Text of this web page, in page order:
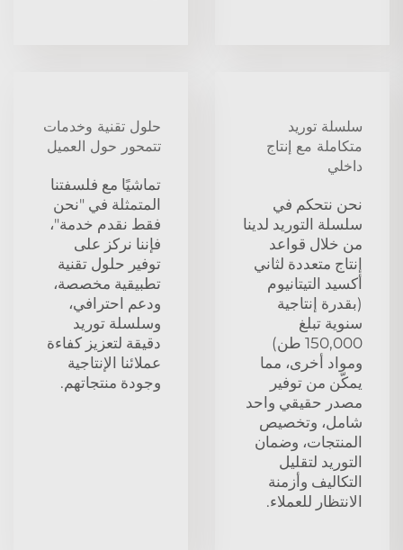
سلسلة توريد
متكاملة مع إنتاج
داخلي
نحن نتحكم في
سلسلة التوريد لدينا
من خلال قواعد
إنتاج متعددة لثاني
أكسيد التيتانيوم
(بقدرة إنتاجية
سنوية تبلغ
150,000 طن)
ومواد أخرى، مما
يمكّن من توفير
مصدر حقيقي واحد
شامل، وتخصيص
المنتجات، وضمان
التوريد لتقليل
التكاليف وأزمنة
الانتظار للعملاء.
حلول تقنية وخدمات
تتمحور حول العميل
تماشيًا مع فلسفتنا
المتمثلة في "نحن
فقط نقدم خدمة"،
فإننا نركز على
توفير حلول تقنية
تطبيقية مخصصة،
ودعم احترافي،
وسلسلة توريد
دقيقة لتعزيز كفاءة
عملائنا الإنتاجية
وجودة منتجاتهم.